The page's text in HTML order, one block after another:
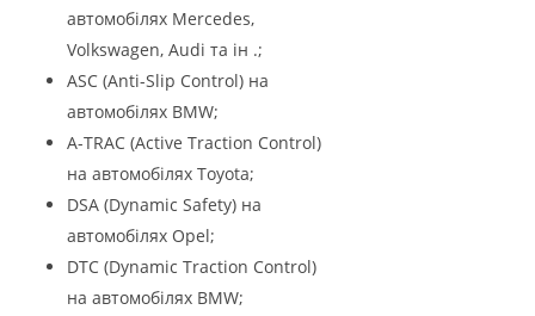
автомобілях Mercedes,
Volkswagen, Audi та ін .;
ASC (Anti-Slip Control) на
автомобілях BMW;
A-TRAC (Active Traction Control)
на автомобілях Toyota;
DSA (Dynamic Safety) на
автомобілях Opel;
DTC (Dynamic Traction Control)
на автомобілях BMW;